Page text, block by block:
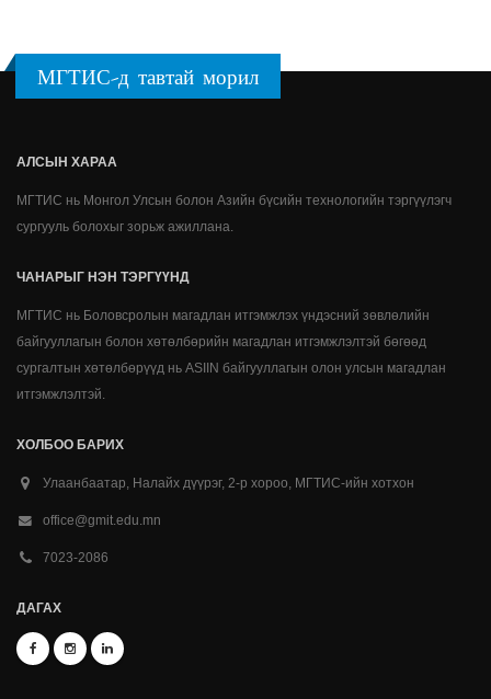
МГТИС-д тавтай морил
АЛСЫН ХАРАА
МГТИС нь Монгол Улсын болон Азийн бүсийн технологийн тэргүүлэгч
сургууль болохыг зорьж ажиллана.
ЧАНАРЫГ НЭН ТЭРГҮҮНД
МГТИС нь Боловсролын магадлан итгэмжлэх үндэсний зөвлөлийн
байгууллагын болон хөтөлбөрийн магадлан итгэмжлэлтэй бөгөөд
сургалтын хөтөлбөрүүд нь ASIIN байгууллагын олон улсын магадлан
итгэмжлэлтэй.
ХОЛБОО БАРИХ
Улаанбаатар, Налайх дүүрэг, 2-р хороо, МГТИС-ийн хотхон
office@gmit.edu.mn
7023-2086
ДАГАХ